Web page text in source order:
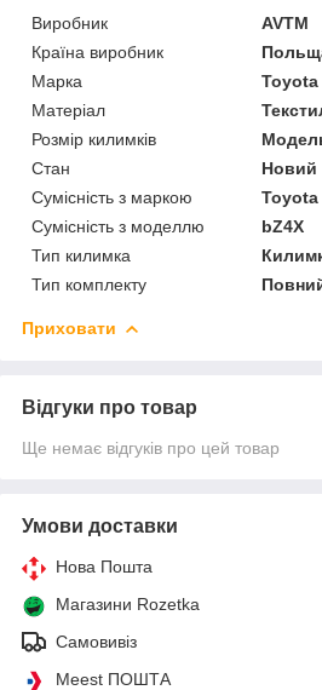
Виробник
AVTM
Країна виробник
Марка
Toyota
Матеріал
Розмір килимків
Стан
Новий
Сумісність з маркою
Toyota
Сумісність з моделлю
bZ4X
Тип килимка
Тип комплекту
Приховати
Відгуки про товар
Ще немає відгуків про цей товар
Умови доставки
Нова Пошта
Магазини Rozetka
Самовивіз
Meest ПОШТА